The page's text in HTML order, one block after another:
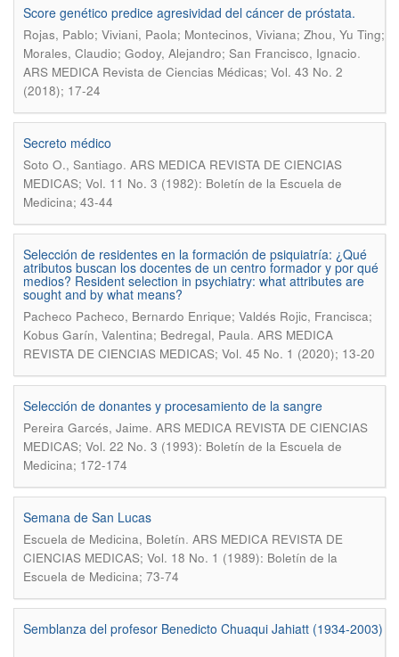
Score genético predice agresividad del cáncer de próstata.
Rojas, Pablo; Viviani, Paola; Montecinos, Viviana; Zhou, Yu Ting;
Morales, Claudio; Godoy, Alejandro; San Francisco, Ignacio.
ARS MEDICA Revista de Ciencias Médicas; Vol. 43 No. 2
(2018); 17-24
Secreto médico
Soto O., Santiago. ARS MEDICA REVISTA DE CIENCIAS
MEDICAS; Vol. 11 No. 3 (1982): Boletín de la Escuela de
Medicina; 43-44
Selección de residentes en la formación de psiquiatría: ¿Qué
atributos buscan los docentes de un centro formador y por qué
medios? Resident selection in psychiatry: what attributes are
sought and by what means?
Pacheco Pacheco, Bernardo Enrique; Valdés Rojic, Francisca;
Kobus Garí­n, Valentina; Bedregal, Paula. ARS MEDICA
REVISTA DE CIENCIAS MEDICAS; Vol. 45 No. 1 (2020); 13-20
Selección de donantes y procesamiento de la sangre
Pereira Garcés, Jaime. ARS MEDICA REVISTA DE CIENCIAS
MEDICAS; Vol. 22 No. 3 (1993): Boletín de la Escuela de
Medicina; 172-174
Semana de San Lucas
Escuela de Medicina, Boletín. ARS MEDICA REVISTA DE
CIENCIAS MEDICAS; Vol. 18 No. 1 (1989): Boletín de la
Escuela de Medicina; 73-74
Semblanza del profesor Benedicto Chuaqui Jahiatt (1934-2003)